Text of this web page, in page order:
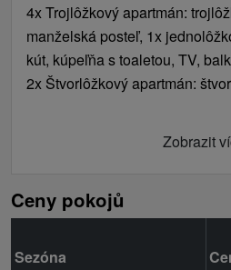
4x Trojlôžkový apartmán:
manželská posteľ, 1x
kút, kúpeľňa s toaletou, TV,
2x Štvorlôžkový apartmán:
Zobrazit
Ceny pokojů
Sezóna